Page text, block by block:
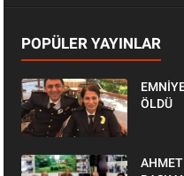
POPÜLER YAYINLAR
ÖLDÜ
AHMET CEYLAN